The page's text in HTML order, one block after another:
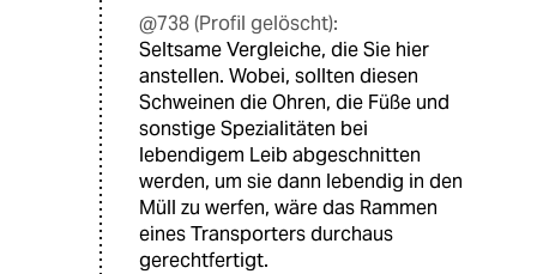
@738 (Profil gelöscht):
Seltsame Vergleiche, die Sie hier
anstellen. Wobei, sollten diesen
Schweinen die Ohren, die Füße und
sonstige Spezialitäten bei
lebendigem Leib abgeschnitten
werden, um sie dann lebendig in den
Müll zu werfen, wäre das Rammen
eines Transporters durchaus
gerechtfertigt.